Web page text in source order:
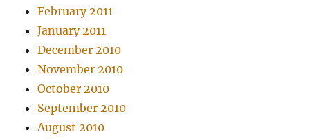
February 2011
January 2011
December 2010
November 2010
October 2010
September 2010
August 2010